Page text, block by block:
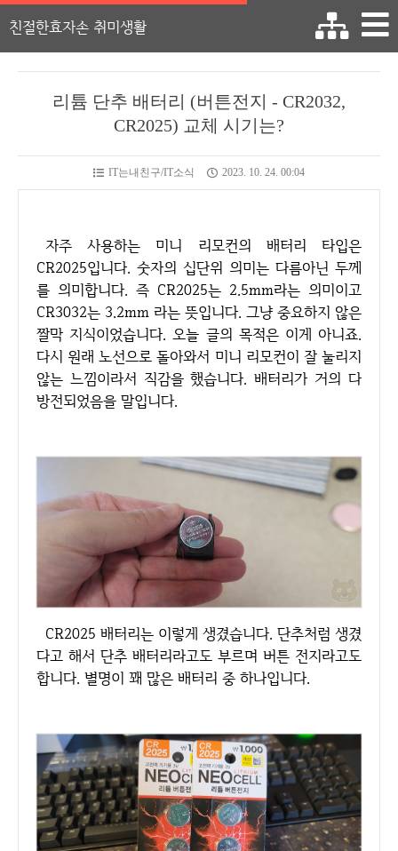
친절한효자손 취미생활
리튬 단추 배터리 (버튼전지 - CR2032,
CR2025) 교체 시기는?
IT는내친구/IT소식 2023. 10. 24. 00:04
자주 사용하는 미니 리모컨의 배터리 타입은
CR2025입니다. 숫자의 십단위 의미는 다름아닌 두께
를 의미합니다. 즉 CR2025는 2.5mm라는 의미이고
CR3032는 3.2mm 라는 뜻입니다. 그냥 중요하지 않은
짤막 지식이었습니다. 오늘 글의 목적은 이게 아니죠.
다시 원래 노선으로 돌아와서 미니 리모컨이 잘 눌리지
않는 느낌이라서 직감을 했습니다. 배터리가 거의 다
방전되었음을 말입니다.
CR2025 배터리는 이렇게 생겼습니다. 단추처럼 생겼
다고 해서 단추 배터리라고도 부르며 버튼 전지라고도
합니다. 별명이 꽤 많은 배터리 중 하나입니다.